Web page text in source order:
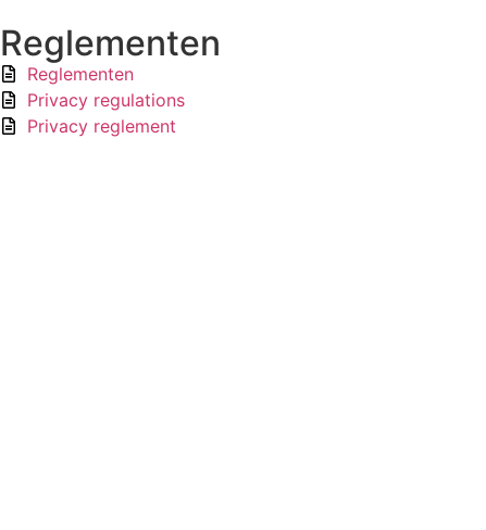
Reglementen
Reglementen
Privacy regulations
Privacy reglement